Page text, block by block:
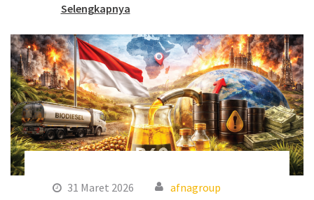
Selengkapnya
31 Maret 2026 afnagroup